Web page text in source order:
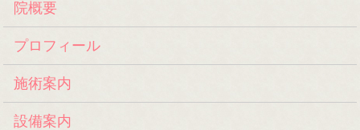
院概要
プロフィール
施術案内
設備案内